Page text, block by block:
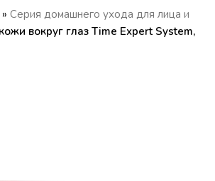
» Серия домашнего ухода для лица и
вокруг глаз Time Expert System,